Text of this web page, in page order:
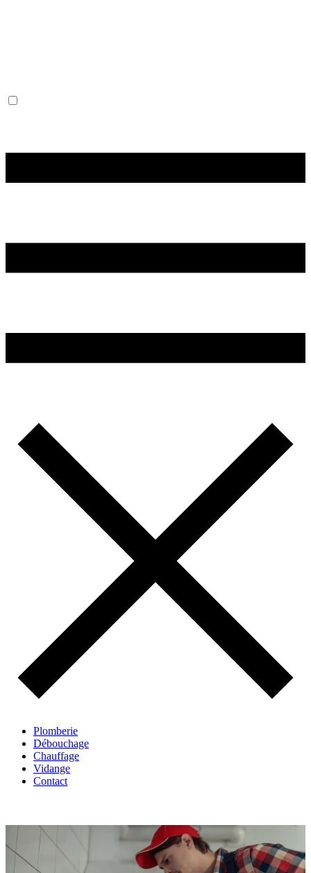
Plomberie
Débouchage
Chauffage
Vidange
Contact